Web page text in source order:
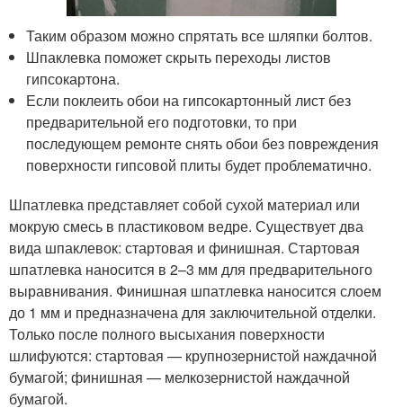
Таким образом можно спрятать все шляпки болтов.
Шпаклевка поможет скрыть переходы листов
гипсокартона.
Если поклеить обои на гипсокартонный лист без
предварительной его подготовки, то при
последующем ремонте снять обои без повреждения
поверхности гипсовой плиты будет проблематично.
Шпатлевка представляет собой сухой материал или
мокрую смесь в пластиковом ведре. Существует два
вида шпаклевок: стартовая и финишная. Стартовая
шпатлевка наносится в 2–3 мм для предварительного
выравнивания. Финишная шпатлевка наносится слоем
до 1 мм и предназначена для заключительной отделки.
Только после полного высыхания поверхности
шлифуются: стартовая — крупнозернистой наждачной
бумагой; финишная — мелкозернистой наждачной
бумагой.